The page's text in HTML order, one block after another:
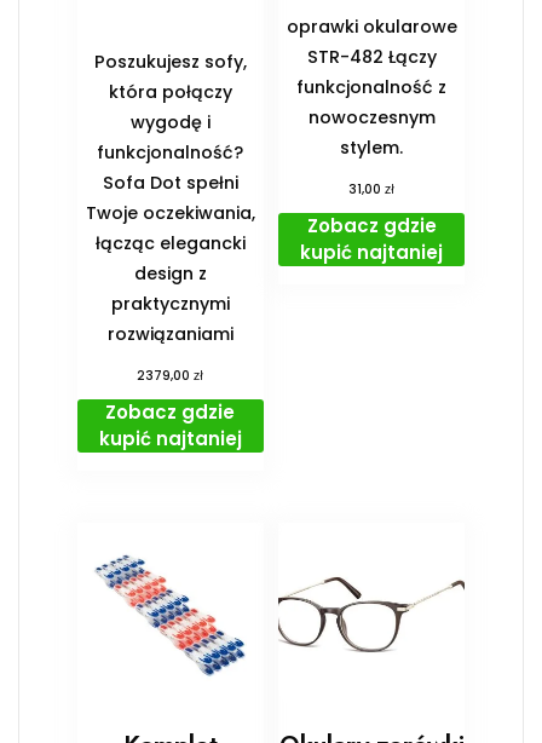
Poszukujesz sofy,
która połączy
wygodę i
funkcjonalność?
Sofa Dot spełni
Twoje oczekiwania,
łącząc elegancki
design z
praktycznymi
rozwiązaniami
2379,00zł
Zobacz gdzie
kupić najtaniej
oprawki okularowe
STR-482 Łączy
funkcjonalność z
nowoczesnym
stylem.
31,00zł
Zobacz gdzie
kupić najtaniej